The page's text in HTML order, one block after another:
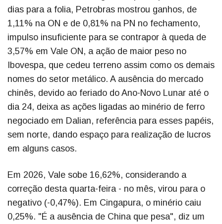
dias para a folia, Petrobras mostrou ganhos, de
1,11% na ON e de 0,81% na PN no fechamento,
impulso insuficiente para se contrapor à queda de
3,57% em Vale ON, a ação de maior peso no
Ibovespa, que cedeu terreno assim como os demais
nomes do setor metálico. A ausência do mercado
chinês, devido ao feriado do Ano-Novo Lunar até o
dia 24, deixa as ações ligadas ao minério de ferro
negociado em Dalian, referência para esses papéis,
sem norte, dando espaço para realização de lucros
em alguns casos.
Em 2026, Vale sobe 16,62%, considerando a
correção desta quarta-feira - no mês, virou para o
negativo (-0,47%). Em Cingapura, o minério caiu
0,25%. "É a ausência de China que pesa", diz um